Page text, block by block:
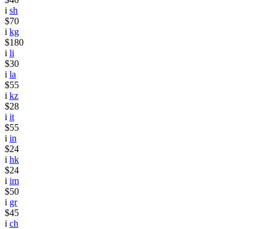
i sh
$70
i kg
$180
i li
$30
i la
$55
i kz
$28
i it
$55
i in
$24
i hk
$24
i im
$50
i gr
$45
i ch